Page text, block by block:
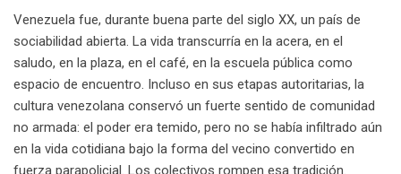
Venezuela fue, durante buena parte del siglo XX, un país de
sociabilidad abierta. La vida transcurría en la acera, en el
saludo, en la plaza, en el café, en la escuela pública como
espacio de encuentro. Incluso en sus etapas autoritarias, la
cultura venezolana conservó un fuerte sentido de comunidad
no armada: el poder era temido, pero no se había infiltrado aún
en la vida cotidiana bajo la forma del vecino convertido en
fuerza parapolicial. Los colectivos rompen esa tradición.